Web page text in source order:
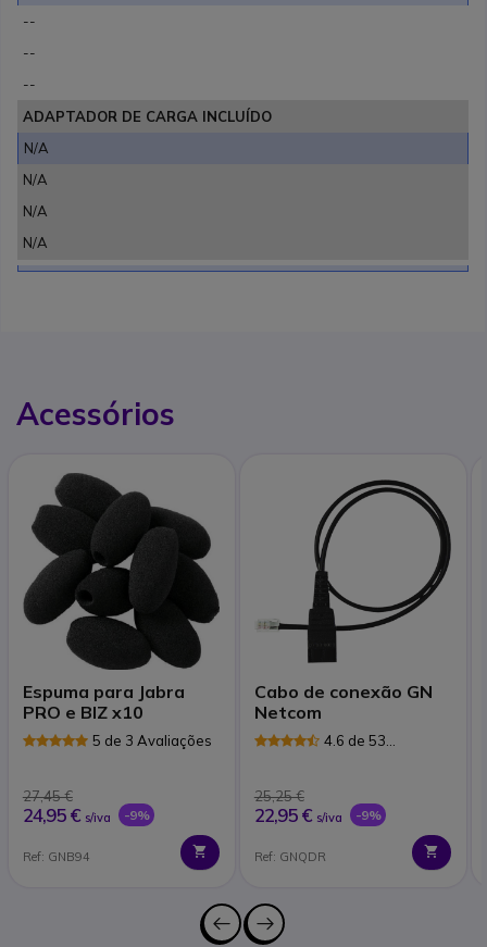
--
--
--
ADAPTADOR DE CARGA INCLUÍDO
N/A
N/A
N/A
N/A
Acessórios
Espuma para Jabra
PRO e BIZ x10
5 de 3 Avaliações
27,45 €
24,95 € s/iva -9%
Ref: GNB94
Cabo de conexão GN
Netcom
4.6 de 53
25,25 €
22,95 € s/iva -9%
Ref: GNQDR